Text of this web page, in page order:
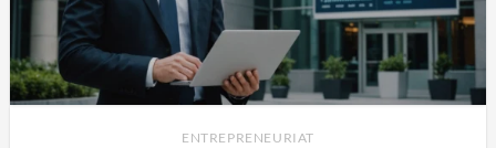
ENTREPRENEURIAT